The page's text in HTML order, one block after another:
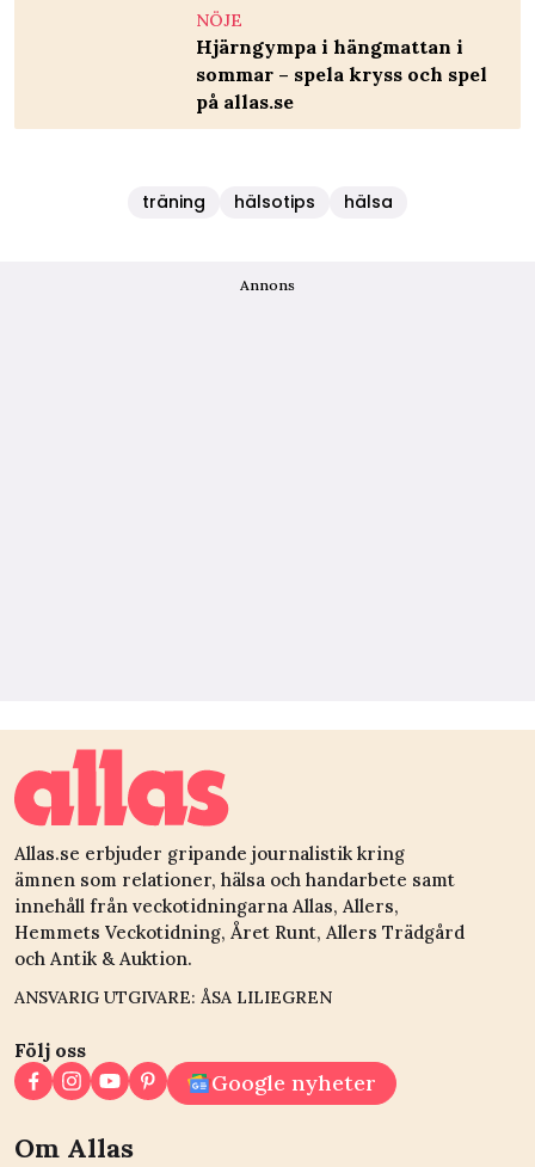
NÖJE
Hjärngympa i hängmattan i
sommar – spela kryss och spel
på allas.se
träning hälsotips hälsa
Annons
Allas.se erbjuder gripande journalistik kring
ämnen som relationer, hälsa och handarbete samt
innehåll från veckotidningarna Allas, Allers,
Hemmets Veckotidning, Året Runt, Allers Trädgård
och Antik & Auktion.
ANSVARIG UTGIVARE: ÅSA LILIEGREN
Följ oss
Google nyheter
Om Allas